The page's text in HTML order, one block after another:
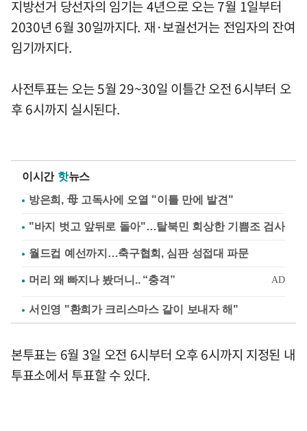
지방선거 당선자의 임기는 4년으로 오는 7월 1일부터
2030년 6월 30일까지다. 재·보궐선거는 전임자의 잔여
임기까지다.
사전투표는 오는 5월 29~30일 이틀간 오전 6시부터 오
후 6시까지 실시된다.
이시간 핫뉴스
방은희, 母 고독사에 오열 "이틀 만에 발견"
"바지 벗고 앞뒤로 돌아"…탈북민 회상한 기쁨조 검사
월드컵 예선까지…축구협회, 심판 성접대 파문
서인영 "환희가 크리스마스 같이 보내자 해"
본투표는 6월 3일 오전 6시부터 오후 6시까지 지정된 내
투표소에서 투표할 수 있다.